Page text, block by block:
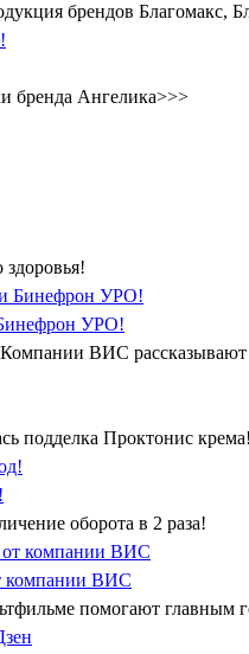
брендов
бренда Ангелика>>>
УРО!
ВИС
подделка Проктонис крема!
оборота в 2 раза!
компании ВИС
помогают главным